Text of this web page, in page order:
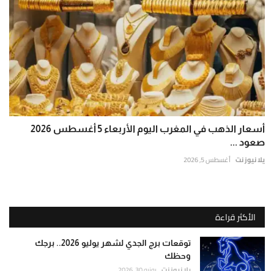
أسعار الذهب في المغرب اليوم الأربعاء 5 أغسطس 2026
صعود ...
يلا نيوز نت أغسطس 5, 2026
الأكثر قراءة
توقعات برج الجدي لشهر يوليو 2026.. برجك
وحظك